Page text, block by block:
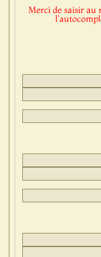
Merci de saisir au